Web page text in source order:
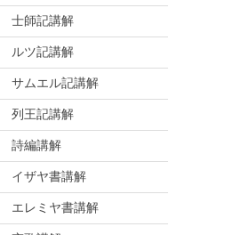
士師記講解
ルツ記講解
サムエル記講解
列王記講解
詩編講解
イザヤ書講解
エレミヤ書講解